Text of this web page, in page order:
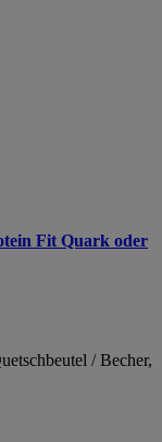
Fit Quark oder
/ Becher,